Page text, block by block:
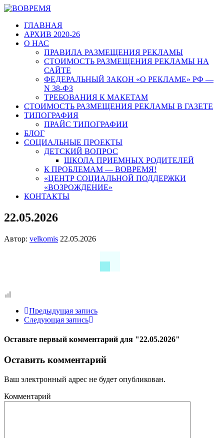
ГЛАВНАЯ
АРХИВ 2020-26
О НАС
ПРАВИЛА РАЗМЕЩЕНИЯ РЕКЛАМЫ
СТОИМОСТЬ РАЗМЕЩЕНИЯ РЕКЛАМЫ НА
САЙТЕ
ФЕДЕРАЛЬНЫЙ ЗАКОН «О РЕКЛАМЕ» РФ —
N 38-ФЗ
ТРЕБОВАНИЯ К МАКЕТАМ
СТОИМОСТЬ РАЗМЕЩЕНИЯ РЕКЛАМЫ В ГАЗЕТЕ
ТИПОГРАФИЯ
ПРАЙС ТИПОГРАФИИ
БЛОГ
СОЦИАЛЬНЫЕ ПРОЕКТЫ
ДЕТСКИЙ ВОПРОС
ШКОЛА ПРИЕМНЫХ РОДИТЕЛЕЙ
К ПРОБЛЕМАМ — ВОВРЕМЯ!
«ЦЕНТР СОЦИАЛЬНОЙ ПОДДЕРЖКИ
«ВОЗРОЖДЕНИЕ»
КОНТАКТЫ
22.05.2026
Автор: velkomis 22.05.2026
Предыдущая запись
Следующая запись
Оставьте первый комментарий для "22.05.2026"
Оставить комментарий
Ваш электронный адрес не будет опубликован.
Комментарий